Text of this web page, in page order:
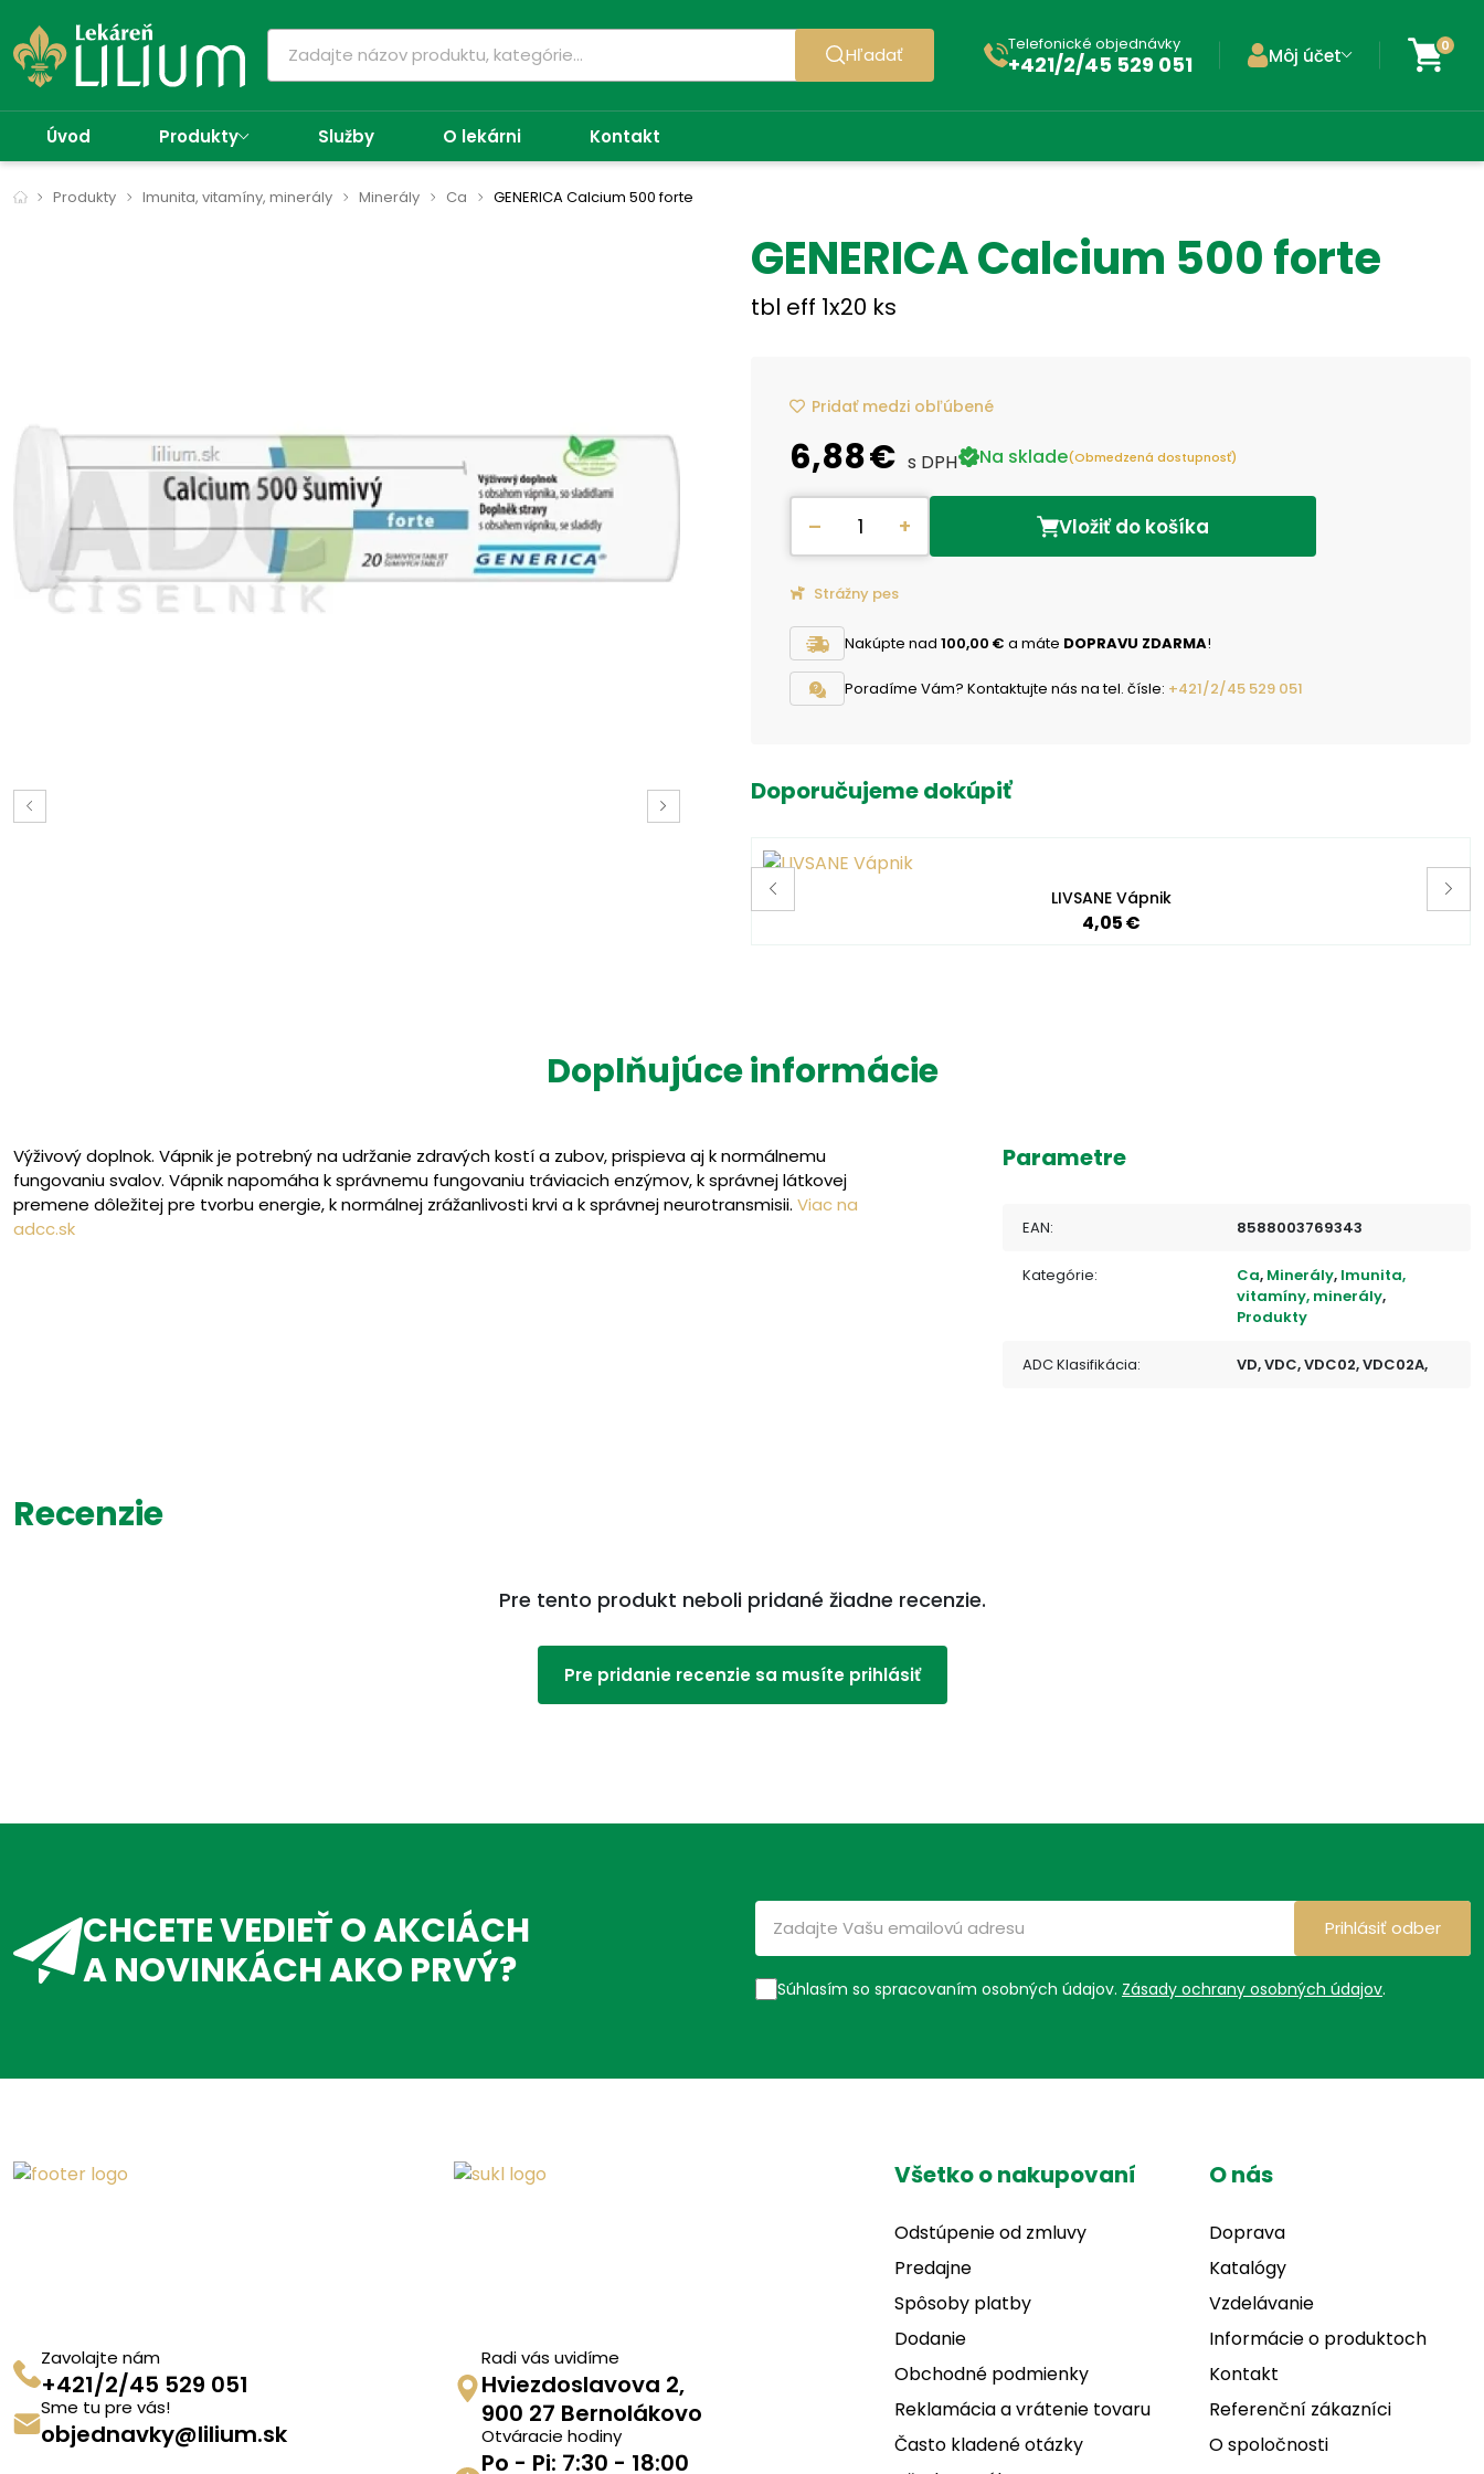
Hľadať Telefonické objednávky
+421/2/45 529 051 Môj účet 0
Úvod Produkty Služby O lekárni Kontakt
Produkty Imunita, vitamíny, minerály Minerály Ca GENERICA Calcium 500 forte
GENERICA Calcium 500 forte
tbl eff 1x20 ks
Pridať medzi obľúbené
6,88 € s DPH Na sklade(Obmedzená dostupnosť)
– + Vložiť do košíka
Strážny pes
Nakúpte nad 100,00 € a máte DOPRAVU ZDARMA!
Poradíme Vám? Kontaktujte nás na tel. čísle: +421/2/45 529 051
Doporučujeme dokúpiť
LIVSANE Vápnik
4,05 €
Doplňujúce informácie
Výživový doplnok. Vápnik je potrebný na udržanie zdravých kostí a zubov, prispieva aj k normálnemu
fungovaniu svalov. Vápnik napomáha k správnemu fungovaniu tráviacich enzýmov, k správnej látkovej
premene dôležitej pre tvorbu energie, k normálnej zrážanlivosti krvi a k správnej neurotransmisii. Viac na
adcc.sk
Parametre
EAN: 8588003769343
Kategórie: Ca, Minerály, Imunita,
vitamíny, minerály,
Produkty
ADC Klasifikácia: VD, VDC, VDC02, VDC02A,
Recenzie
Pre tento produkt neboli pridané žiadne recenzie.
Pre pridanie recenzie sa musíte prihlásiť
CHCETE VEDIEŤ O AKCIÁCH
A NOVINKÁCH AKO PRVÝ?
Súhlasím so spracovaním osobných údajov. Zásady ochrany osobných údajov.
Prihlásiť odber
Zavolajte nám
+421/2/45 529 051
Sme tu pre vás!
objednavky@lilium.sk
Radi vás uvidíme
Hviezdoslavova 2,
900 27 Bernolákovo
Otváracie hodiny
Po - Pi: 7:30 - 18:00
Všetko o nakupovaní
Odstúpenie od zmluvy
Predajne
Spôsoby platby
Dodanie
Obchodné podmienky
Reklamácia a vrátenie tovaru
Často kladené otázky
O nás
Doprava
Katalógy
Vzdelávanie
Informácie o produktoch
Kontakt
Referenční zákazníci
O spoločnosti